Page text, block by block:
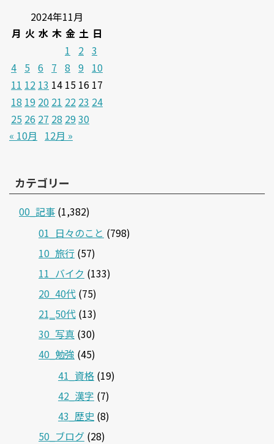
2024年11月
月 火 水 木 金 土 日
1
2 3
4 5 6 7 8 9 10
11 12 13 14 15 16 17
18 19 20 21 22 23 24
25 26 27 28 2930
« 10月
12月 »
カテゴリー
00_記事 (1,382)
01_日々のこと (798)
10_旅行 (57)
11_バイク (133)
20_40代 (75)
21‗50代 (13)
30_写真 (30)
40_勉強 (45)
41_資格 (19)
42_漢字 (7)
43_歴史 (8)
50_ブログ (28)